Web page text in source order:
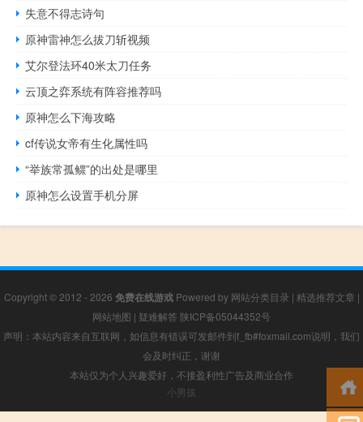
失意不得志诗句
原神雷神怎么拔刀斩视频
艾尔登法环40米太刀任务
云顶之弈系统有阵容推荐吗
原神怎么下海攻略
cf传说女帝有生化属性吗
“举族常孤鳏”的出处是哪里
原神怎么设置手机分屏
Copyright © 2012 - 2026 免费在线游戏Powered by 网站分类目录 | 精选推荐文章 |
网站地图 | 疑难解答 陕ICP备05044352号
声明：本站内容来自互联网，如信息有错误可发邮件到f_fb#foxmail.com说明，我们
会及时纠正，谢谢
本站仅为个人兴趣爱好，不接盈利性广告及商业合作
小男孩